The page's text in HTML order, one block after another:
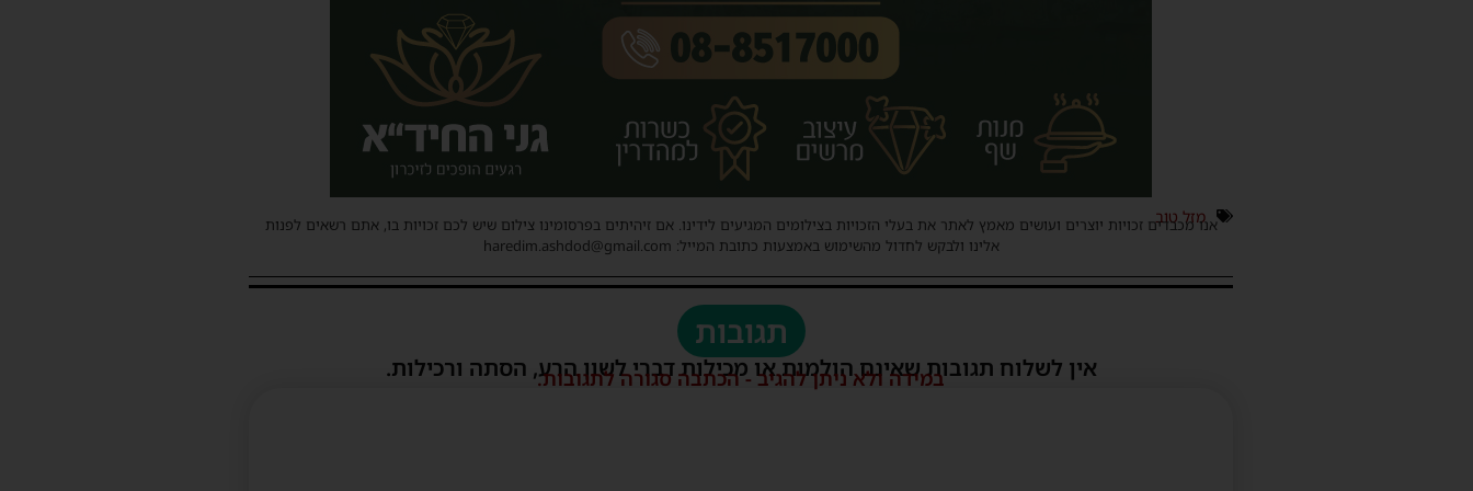
מזל טוב
אנו מכבדים זכויות יוצרים ועושים מאמץ לאתר את בעלי הזכויות בצילומים המגיעים לידינו. אם זיהיתים בפרסומינו צילום שיש לכם זכויות בו, אתם רשאים לפנות
אלינו ולבקש לחדול מהשימוש באמצעות כתובת המייל: haredim.ashdod@gmail.com
תגובות
אין לשלוח תגובות שאינם הולמות או מכילות דברי לשון הרע, הסתה ורכילות.
במידה ולא ניתן להגיב - הכתבה סגורה לתגובות.